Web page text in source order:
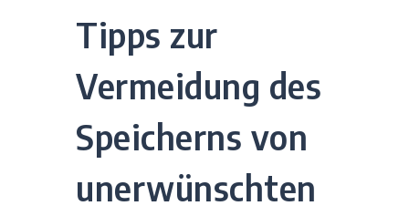
Tipps zur
Vermeidung des
Speicherns von
unerwünschten